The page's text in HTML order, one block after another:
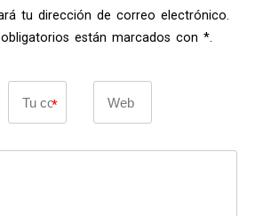
tu dirección de correo electrónico.
están marcados con *.
*